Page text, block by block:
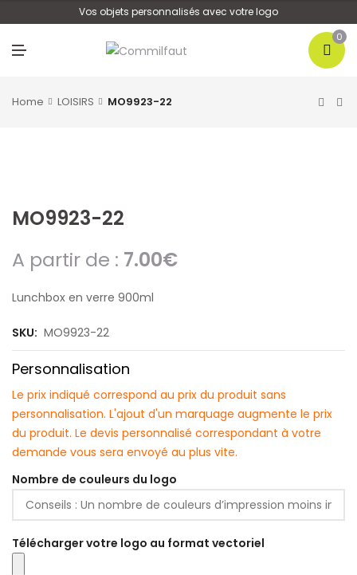
Vos objets personnalisés avec votre logo
0
Home LOISIRS MO9923-22
MO9923-22
A partir de : 7.00€
Lunchbox en verre 900ml
SKU: MO9923-22
Personnalisation
Le prix indiqué correspond au prix du produit sans
personnalisation. L'ajout d'un marquage augmente le prix
du produit. Le devis personnalisé correspondant à votre
demande vous sera envoyé au plus vite.
Nombre de couleurs du logo
Télécharger votre logo au format vectoriel